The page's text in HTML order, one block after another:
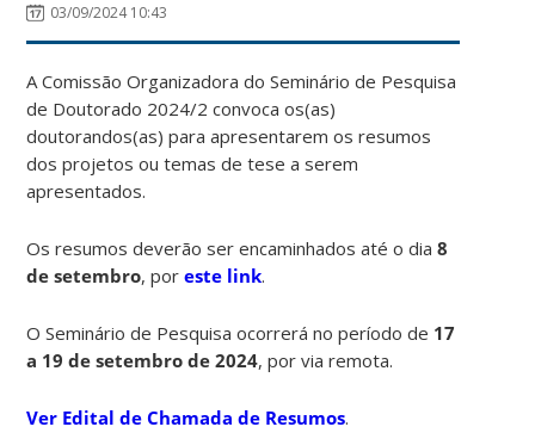
03/09/2024 10:43
A Comissão Organizadora do Seminário de Pesquisa
de Doutorado 2024/2 convoca os(as)
doutorandos(as) para apresentarem os resumos
dos projetos ou temas de tese a serem
apresentados.
Os resumos deverão ser encaminhados até o dia8
de setembro, poreste link.
O Seminário de Pesquisa ocorrerá no período de 17
a 19 de setembro de 2024, por via remota.
Ver Edital de Chamada de Resumos.